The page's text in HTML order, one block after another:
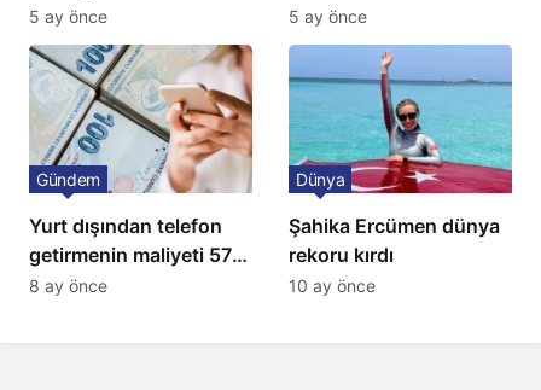
Artış Gelmeyecek
5 ay önce
Geliyor
5 ay önce
Yurt dışından telefon
getirmenin maliyeti 57
bin lira oldu
Gündem
8 ay önce
Şahika Ercümen dünya
rekoru kırdı
Dünya
10 ay önce